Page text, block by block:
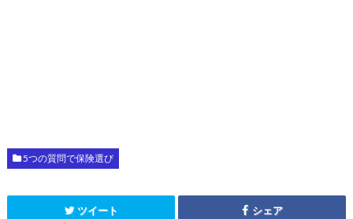
5つの質問で保険選び
ツイート シェア